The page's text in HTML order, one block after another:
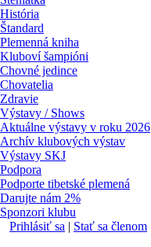
História
Štandard
Plemenná kniha
Kluboví šampióni
Chovné jedince
Chovatelia
Zdravie
Výstavy / Shows
Aktuálne výstavy v roku 2026
Archív klubových výstav
Výstavy SKJ
Podpora
Podporte tibetské plemená
Darujte nám 2%
Sponzori klubu
Prihlásiť sa | Stať sa členom